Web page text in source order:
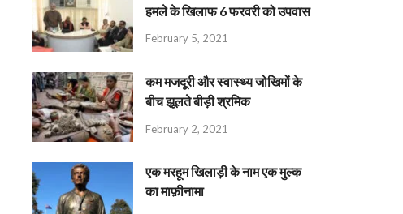
हमले के खिलाफ 6 फरवरी को उपवास
February 5, 2021
कम मजदूरी और स्वास्थ्य जोखिमों के
बीच झूलते बीड़ी श्रमिक
February 2, 2021
एक मरहूम खिलाड़ी के नाम एक मुल्क
का माफ़ीनामा